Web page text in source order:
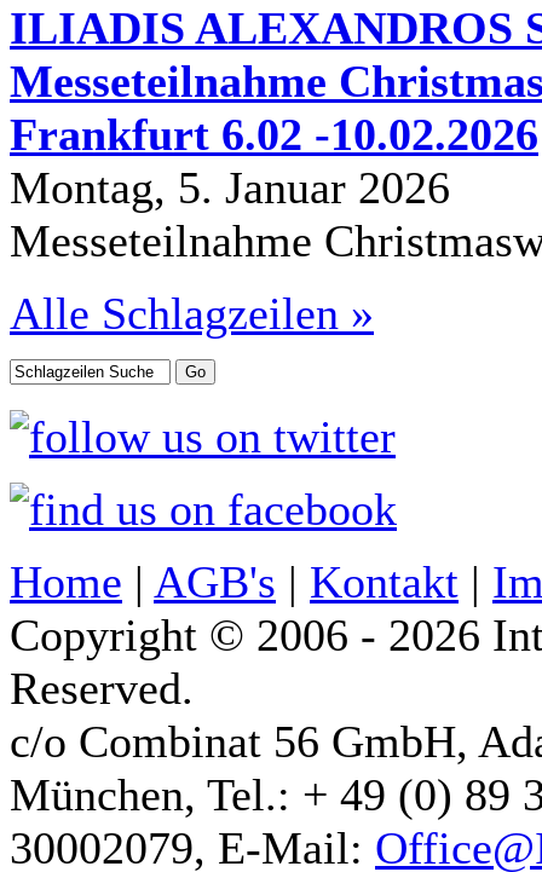
ILIADIS ALEXANDROS
Messeteilnahme
Frankfurt 6.02 -10.02.2026
Montag, 5. Januar 2026
Messeteilnahme
Alle Schlagzeilen »
Home | AGB's | Kontakt |
Copyright © 2006 - 2026
Reserved.
c/o Combinat 56 GmbH,
München, Tel.: + 49 (0) 89
30002079, E-Mail: